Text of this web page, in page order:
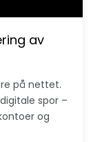
av
på nettet.
spor –
og